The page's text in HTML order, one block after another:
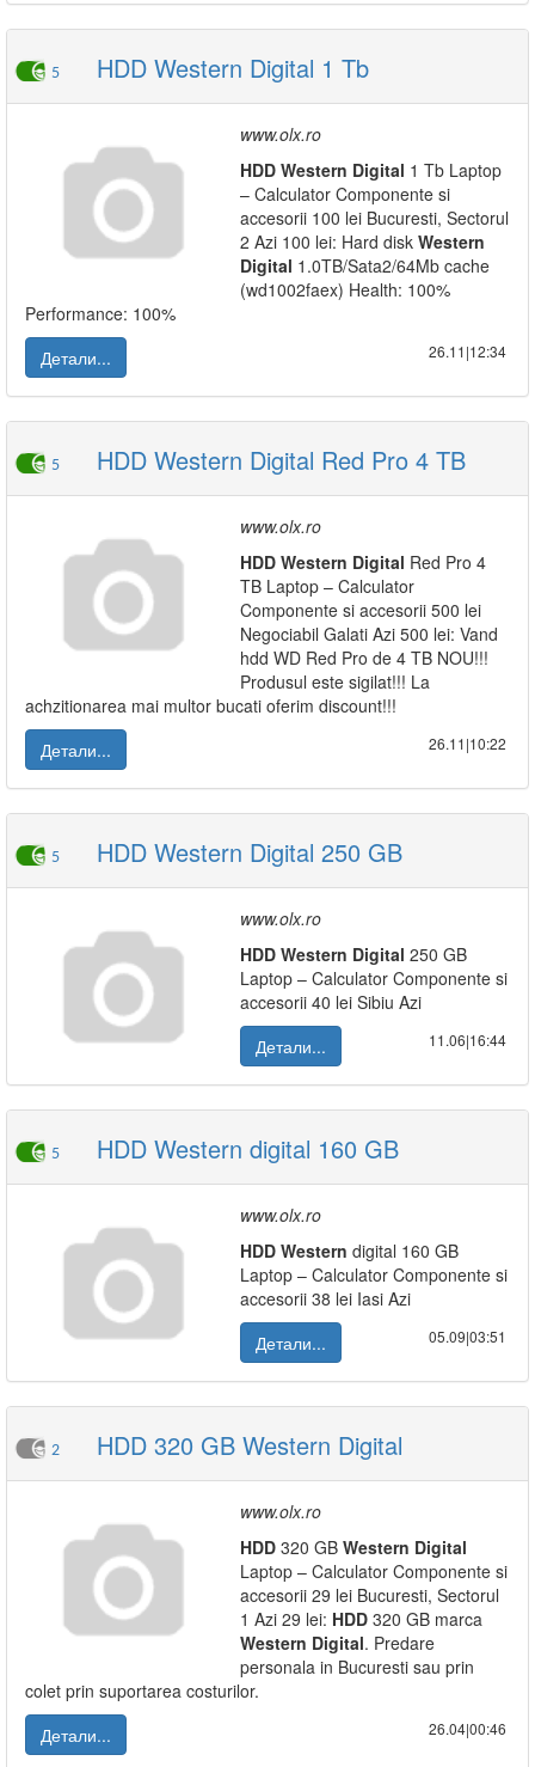
5 HDD Western Digital 1 Tb
www.olx.ro
HDD Western Digital 1 Tb Laptop
– Calculator Componente si
accesorii 100 lei Bucuresti, Sectorul
2 Azi 100 lei: Hard disk Western
Digital 1.0TB/Sata2/64Mb cache
(wd1002faex) Health: 100%
Performance: 100%
Детали...
26.11|12:34
5 HDD Western Digital Red Pro 4 TB
www.olx.ro
HDD Western Digital Red Pro 4
TB Laptop – Calculator
Componente si accesorii 500 lei
Negociabil Galati Azi 500 lei: Vand
hdd WD Red Pro de 4 TB NOU!!!
Produsul este sigilat!!! La
achzitionarea mai multor bucati oferim discount!!!
Детали...
26.11|10:22
5 HDD Western Digital 250 GB
www.olx.ro
HDD Western Digital 250 GB
Laptop – Calculator Componente si
accesorii 40 lei Sibiu Azi
Детали...
11.06|16:44
5 HDD Western digital 160 GB
www.olx.ro
HDD Western digital 160 GB
Laptop – Calculator Componente si
accesorii 38 lei Iasi Azi
Детали...
05.09|03:51
2 HDD 320 GB Western Digital
www.olx.ro
HDD 320 GB Western Digital
Laptop – Calculator Componente si
accesorii 29 lei Bucuresti, Sectorul
1 Azi 29 lei: HDD 320 GB marca
Western Digital. Predare
personala in Bucuresti sau prin
colet prin suportarea costurilor.
Детали...
26.04|00:46